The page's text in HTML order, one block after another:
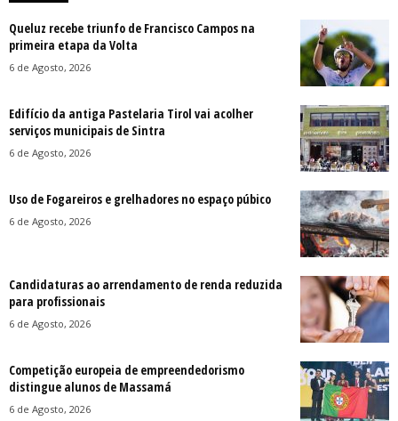
Queluz recebe triunfo de Francisco Campos na
primeira etapa da Volta
6 de Agosto, 2026
Edifício da antiga Pastelaria Tirol vai acolher
serviços municipais de Sintra
6 de Agosto, 2026
Uso de Fogareiros e grelhadores no espaço púbico
6 de Agosto, 2026
Candidaturas ao arrendamento de renda reduzida
para profissionais
6 de Agosto, 2026
Competição europeia de empreendedorismo
distingue alunos de Massamá
6 de Agosto, 2026